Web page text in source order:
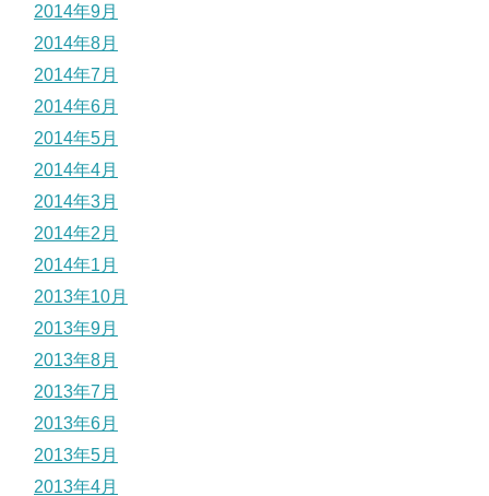
2014年9月
2014年8月
2014年7月
2014年6月
2014年5月
2014年4月
2014年3月
2014年2月
2014年1月
2013年10月
2013年9月
2013年8月
2013年7月
2013年6月
2013年5月
2013年4月